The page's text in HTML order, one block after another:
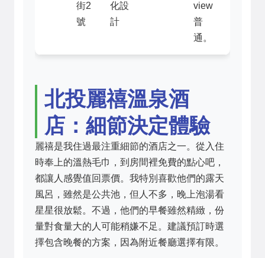
街2
號
化設
計
view
普
通。
北投麗禧溫泉酒
店：細節決定體驗
麗禧是我住過最注重細節的酒店之一。從入住
時奉上的溫熱毛巾，到房間裡免費的點心吧，
都讓人感覺值回票價。我特別喜歡他們的露天
風呂，雖然是公共池，但人不多，晚上泡湯看
星星很放鬆。不過，他們的早餐雖然精緻，份
量對食量大的人可能稍嫌不足。建議預訂時選
擇包含晚餐的方案，因為附近餐廳選擇有限。